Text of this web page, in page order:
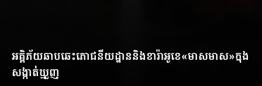
អគ្គិភ័យ​ឆាបឆេះ​ភោជនីយដ្ឋាន​និងខារ៉ាអូខេ«មាស​មាស​»ក្នុង
សង្កាត់​ឃ្មួ​ញ